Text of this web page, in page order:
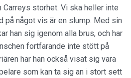
storhet. Vi ska heller inte
på något vis är en slump. Med sin
han sig igenom alla brus, och har
fortfarande inte stött på
har han också visat sig vara
som kan ta sig an i stort sett